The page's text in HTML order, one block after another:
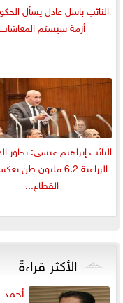
النائب باسل عادل يسأل
أزمة سيستم
النائب إبراهيم عيسى: تجاوز
الزراعية 6.2 مليون
القطاع...
الأكثر قراءةً
أحمد